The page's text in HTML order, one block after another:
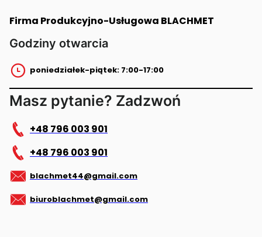
Firma Produkcyjno-Usługowa BLACHMET
Godziny otwarcia
poniedziałek-piątek: 7:00-17:00
Masz pytanie? Zadzwoń
+48 796 003 901
+48 796 003 901
blachmet44@gmail.com
biuroblachmet@gmail.com